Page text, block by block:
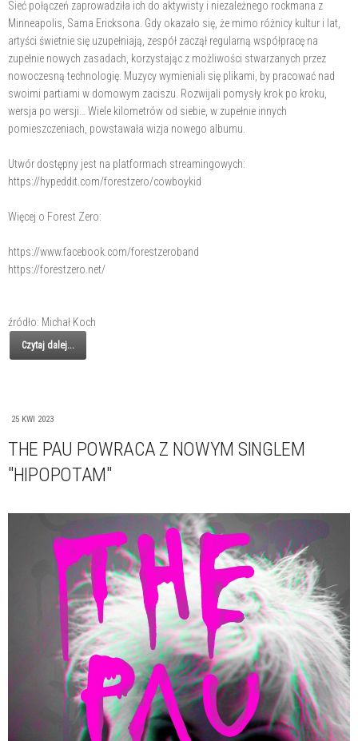
Sieć połączeń zaprowadziła ich do aktywisty i niezależnego rockmana z
Minneapolis, Sama Ericksona. Gdy okazało się, że mimo różnicy kultur i lat,
artyści świetnie się uzupełniają, zespół zaczął regularną współpracę na
zupełnie nowych zasadach, korzystając z możliwości stwarzanych przez
nowoczesną technologię. Muzycy wymieniali się plikami, by pracować nad
swoimi partiami w domowym zaciszu. Rozwijali pomysły krok po kroku,
wersja po wersji… Wiele kilometrów od siebie, w zupełnie innych
pomieszczeniach, powstawała wizja nowego albumu.
Utwór dostępny jest na platformach streamingowych:
https://hypeddit.com/forestzero/cowboykid
Więcej o Forest Zero:
https://www.facebook.com/forestzeroband
https://forestzero.net/
źródło: Michał Koch
Czytaj dalej...
25 KWI 2023
THE PAU POWRACA Z NOWYM SINGLEM
"HIPOPOTAM"